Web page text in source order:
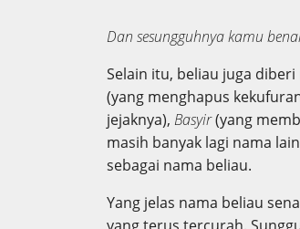
Dan sesungguhnya kamu
Selain itu, beliau juga
(yang menghapus
jejaknya), Basyir(yang
masih banyak lagi nama
sebagai nama beliau.
Yang jelas nama beliau